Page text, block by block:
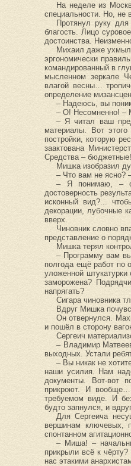
На неделе из
специальности. Но, не
Протянул руку
благость. Лицо
достоинства.
Михаил даже
эргономически
командированный в
мысленном зеркале
влагой весны…
определение
– Надеюсь, вы
– О! Несомненно! –
– Я читал ваш
материалы. Вот
постройки, которую
заактована
Средства – бюджетные!
Мишка изобразил
– Что вам не ясно?
– Я понимаю, –
достоверность
исконный вид?...
декорации, лубочные
вверх.
Чиновник словно
представление о
Мишка терял
– Программу вам
полгода ещё работ по
уложенной
заморожена?
напрягать?
Сигара чиновника
Вдруг Мишка
Он отвернулся.
и пошёл в сторону
Сергеич
– Владимир
выходных. Устали
– Вы никак не
наши усилия. Нам
документы. Вот-вот
прикроют. И
требуемом виде. И
будто запнулся, и
Для Сергеича
вершинам ключевых,
спонтанном
– Миша! –
прикрыли всё к
нас этакими